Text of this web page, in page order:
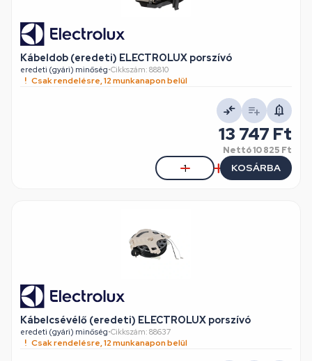
Kábeldob (eredeti) ELECTROLUX porszívó
eredeti (gyári) minőség•Cikkszám: 88810
Csak rendelésre, 12 munkanapon belül
13 747 Ft
Nettó10 825 Ft
KOSÁRBA
Kábelcsévélő (eredeti) ELECTROLUX porszívó
eredeti (gyári) minőség•Cikkszám: 88637
Csak rendelésre, 12 munkanapon belül